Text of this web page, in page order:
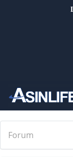
Forum